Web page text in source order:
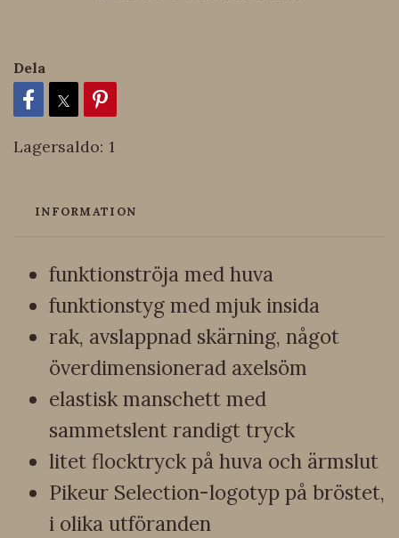
Dela
Lagersaldo: 1
INFORMATION
funktionströja med huva
funktionstyg med mjuk insida
rak, avslappnad skärning, något
överdimensionerad axelsöm
elastisk manschett med
sammetslent randigt tryck
litet flocktryck på huva och ärmslut
Pikeur Selection-logotyp på bröstet,
i olika utföranden